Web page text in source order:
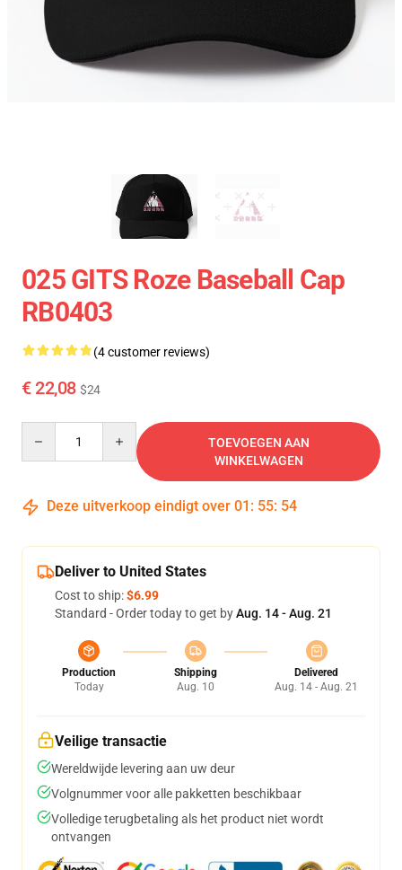
025 GITS Roze Baseball Cap
RB0403
(4 customer reviews)
€ 22,08 $24
TOEVOEGEN AAN
WINKELWAGEN
Deze uitverkoop eindigt over 01 : 55: 54
Deliver to United States
Cost to ship:$6.99
Standard - Order today to get byAug. 14 - Aug. 21
Production
Today
Shipping
Aug. 10
Delivered
Aug. 14 - Aug. 21
Veilige transactie
Wereldwijde levering aan uw deur
Volgnummer voor alle pakketten beschikbaar
Volledige terugbetaling als het product niet wordt
ontvangen